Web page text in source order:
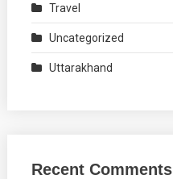
Travel
Uncategorized
Uttarakhand
Recent Comments